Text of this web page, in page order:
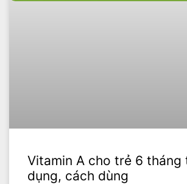
Vitamin A cho trẻ 6 tháng
dụng, cách dùng